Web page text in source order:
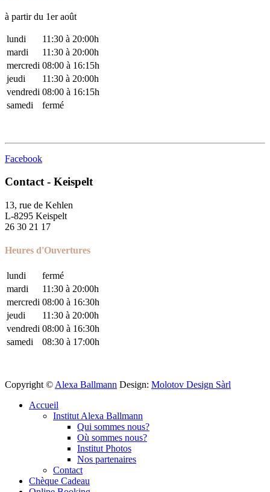
à partir du 1er août
lundi
11:30 à 20:00h
mardi
11:30 à 20:00h
mercredi 08:00 à 16:15h
jeudi
11:30 à 20:00h
vendredi 08:00 à 16:15h
samedi
fermé
Facebook
Contact - Keispelt
13, rue de Kehlen​
L-8295 Keispelt
26 30 21 17
Heures d'Ouvertures
lundi
fermé
mardi
11:30 à 20:00h
mercredi 08:00 à 16:30h
jeudi
11:30 à 20:00h
vendredi 08:00 à 16:30h
samedi
08:30 à 17:00h
Copyright ©Alexa Ballmann Design: Molotov Design Sàrl
Accueil
Institut Alexa Ballmann
Qui sommes nous?
Où sommes nous?
Institut Photos
Nos partenaires
Contact
Chèque Cadeau